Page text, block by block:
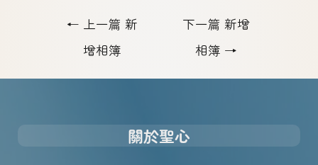
← 上一篇 新
增相簿
下一篇 新增
相簿 →
關於聖心